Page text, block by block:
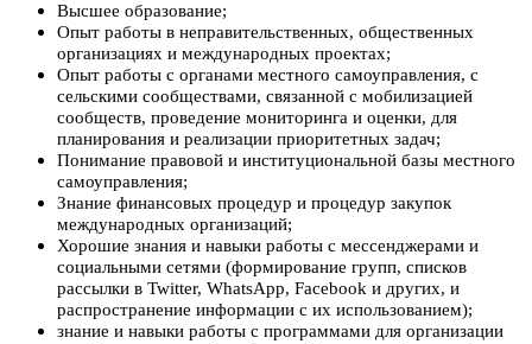
Высшее образование;
Опыт работы в неправительственных, общественных
организациях и международных проектах;
Опыт работы с органами местного самоуправления, с
сельскими сообществами, связанной с мобилизацией
сообществ, проведение мониторинга и оценки, для
планирования и реализации приоритетных задач;
Понимание правовой и институциональной базы местного
самоуправления;
Знание финансовых процедур и процедур закупок
международных организаций;
Хорошие знания и навыки работы с мессенджерами и
социальными сетями (формирование групп, списков
рассылки в Twitter, WhatsApp, Facebook и других, и
распространение информации с их использованием);
знание и навыки работы с программами для организации